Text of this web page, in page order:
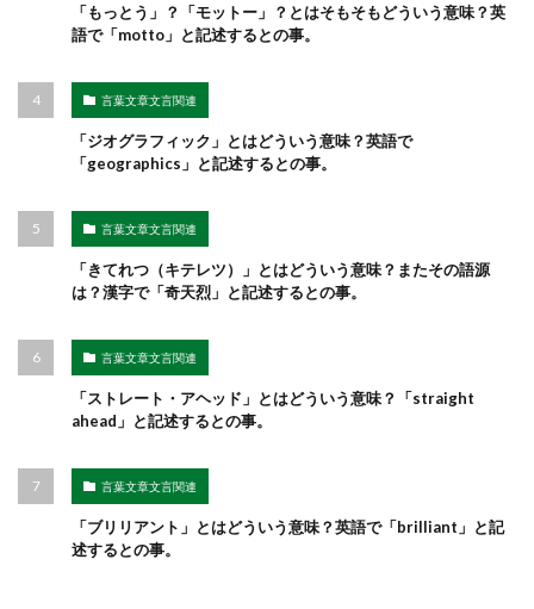
「もっとう」？「モットー」？とはそもそもどういう意味？英
語で「motto」と記述するとの事。
言葉文章文言関連
「ジオグラフィック」とはどういう意味？英語で
「geographics」と記述するとの事。
言葉文章文言関連
「きてれつ（キテレツ）」とはどういう意味？またその語源
は？漢字で「奇天烈」と記述するとの事。
言葉文章文言関連
「ストレート・アヘッド」とはどういう意味？「straight
ahead」と記述するとの事。
言葉文章文言関連
「ブリリアント」とはどういう意味？英語で「brilliant」と記
述するとの事。